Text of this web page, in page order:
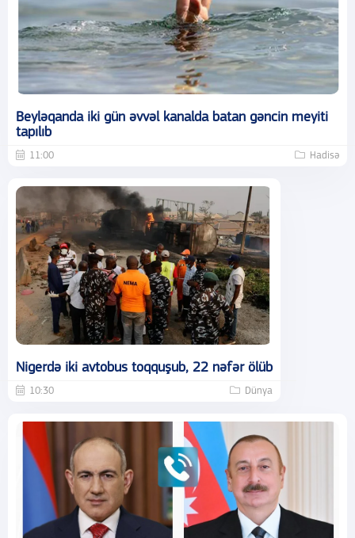
Beyləqanda iki gün əvvəl kanalda batan gəncin meyiti
tapılıb
11:00 Hadisə
Nigerdə iki avtobus toqquşub, 22 nəfər ölüb
10:30 Dünya